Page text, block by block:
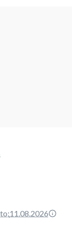
11.08.2026